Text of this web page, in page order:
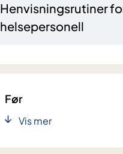
Henvisningsrutiner
helsepersonell
Før
Vis mer